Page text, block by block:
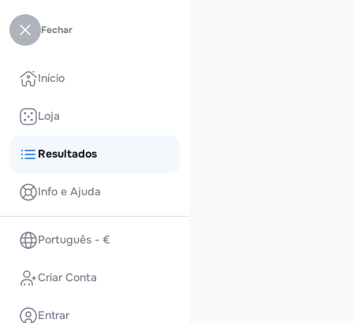
Fechar
Início
Loja
Resultados
Info e Ajuda
Português - €
Criar Conta
Entrar